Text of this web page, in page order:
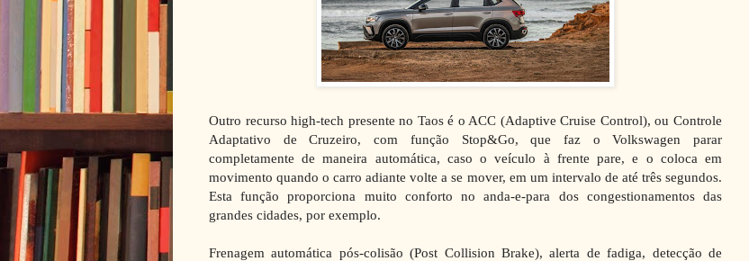
Outro recurso high-tech presente no Taos é o ACC (Adaptive Cruise Control), ou Controle
Adaptativo de Cruzeiro, com função Stop&Go, que faz o Volkswagen parar
completamente de maneira automática, caso o veículo à frente pare, e o coloca em
movimento quando o carro adiante volte a se mover, em um intervalo de até três segundos.
Esta função proporciona muito conforto no anda-e-para dos congestionamentos das
grandes cidades, por exemplo.
Frenagem automática pós-colisão (Post Collision Brake), alerta de fadiga, detecção de